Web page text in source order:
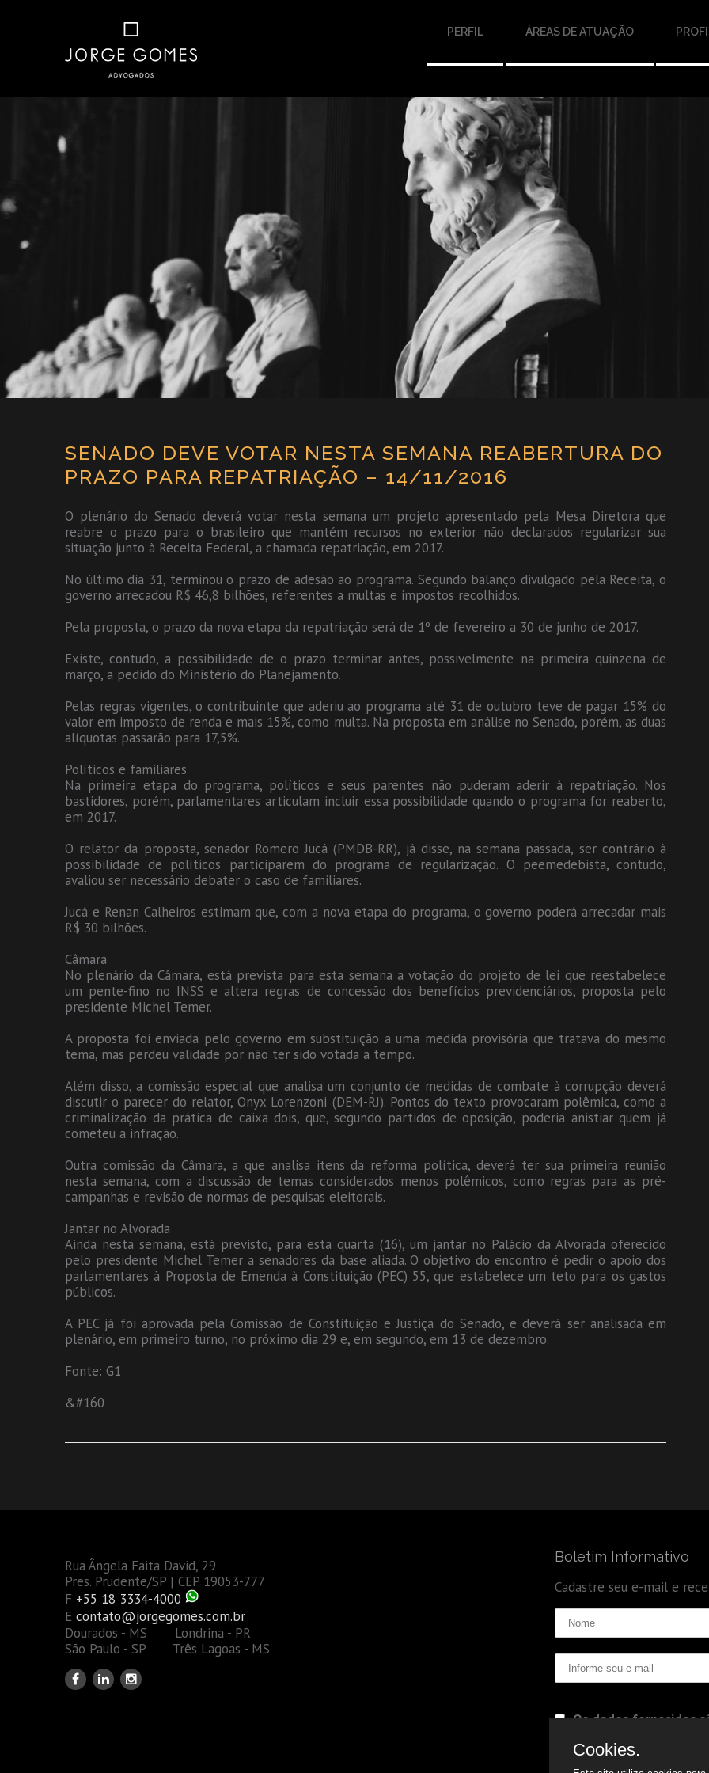
PERFIL ÁREAS DE ATUAÇÃO
SENADO DEVE VOTAR NESTA SEMANA REABERTURA DO
PRAZO PARA REPATRIAÇÃO – 14/11/2016
O plenário do Senado deverá votar nesta semana um projeto apresentado pela Mesa Diretora que
reabre o prazo para o brasileiro que mantém recursos no exterior não declarados regularizar sua
situação junto à Receita Federal, a chamada repatriação, em 2017.
No último dia 31, terminou o prazo de adesão ao programa. Segundo balanço divulgado pela Receita, o
governo arrecadou R$ 46,8 bilhões, referentes a multas e impostos recolhidos.
Pela proposta, o prazo da nova etapa da repatriação será de 1º de fevereiro a 30 de junho de 2017.
Existe, contudo, a possibilidade de o prazo terminar antes, possivelmente na primeira quinzena de
março, a pedido do Ministério do Planejamento.
Pelas regras vigentes, o contribuinte que aderiu ao programa até 31 de outubro teve de pagar 15% do
valor em imposto de renda e mais 15%, como multa. Na proposta em análise no Senado, porém, as duas
alíquotas passarão para 17,5%.
Políticos e familiares
Na primeira etapa do programa, políticos e seus parentes não puderam aderir à repatriação. Nos
bastidores, porém, parlamentares articulam incluir essa possibilidade quando o programa for reaberto,
em 2017.
O relator da proposta, senador Romero Jucá (PMDB-RR), já disse, na semana passada, ser contrário à
possibilidade de políticos participarem do programa de regularização. O peemedebista, contudo,
avaliou ser necessário debater o caso de familiares.
Jucá e Renan Calheiros estimam que, com a nova etapa do programa, o governo poderá arrecadar mais
R$ 30 bilhões.
Câmara
No plenário da Câmara, está prevista para esta semana a votação do projeto de lei que reestabelece
um pente-fino no INSS e altera regras de concessão dos benefícios previdenciários, proposta pelo
presidente Michel Temer.
A proposta foi enviada pelo governo em substituição a uma medida provisória que tratava do mesmo
tema, mas perdeu validade por não ter sido votada a tempo.
Além disso, a comissão especial que analisa um conjunto de medidas de combate à corrupção deverá
discutir o parecer do relator, Onyx Lorenzoni (DEM-RJ). Pontos do texto provocaram polêmica, como a
criminalização da prática de caixa dois, que, segundo partidos de oposição, poderia anistiar quem já
cometeu a infração.
Outra comissão da Câmara, a que analisa itens da reforma política, deverá ter sua primeira reunião
nesta semana, com a discussão de temas considerados menos polêmicos, como regras para as pré-
campanhas e revisão de normas de pesquisas eleitorais.
Jantar no Alvorada
Ainda nesta semana, está previsto, para esta quarta (16), um jantar no Palácio da Alvorada oferecido
pelo presidente Michel Temer a senadores da base aliada. O objetivo do encontro é pedir o apoio dos
parlamentares à Proposta de Emenda à Constituição (PEC) 55, que estabelece um teto para os gastos
públicos.
A PEC já foi aprovada pela Comissão de Constituição e Justiça do Senado, e deverá ser analisada em
plenário, em primeiro turno, no próximo dia 29 e, em segundo, em 13 de dezembro.
Fonte: G1
&#160
Rua Ângela Faita David, 29
Pres. Prudente/SP | CEP 19053-777
F +55 18 3334-4000
E contato@jorgegomes.com.br
Dourados - MS Londrina - PR
São Paulo - SP Três Lagoas - MS
Boletim Informativo
Cadastre seu e-mail e
Os dados fornecidos
Cookies.